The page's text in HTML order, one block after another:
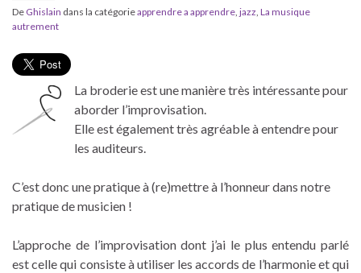
De Ghislain dans la catégorieapprendre a apprendre, jazz, La musique
autrement
La broderie est une manière très intéressante pour
aborder l’improvisation.
Elle est également très agréable à entendre pour
les auditeurs.
C’est donc une pratique à (re)mettre à l’honneur dans notre
pratique de musicien !
L’approche de l’improvisation dont j’ai le plus entendu parlé
est celle qui consiste à utiliser les accords de l’harmonie et qui